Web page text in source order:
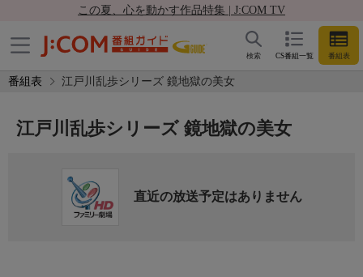
この夏、心を動かす作品特集 | J:COM TV
CS番組一覧 番組表
検索
番組表 江戸川乱歩シリーズ 鏡地獄の美女
江戸川乱歩シリーズ 鏡地獄の美女
直近の放送予定はありません